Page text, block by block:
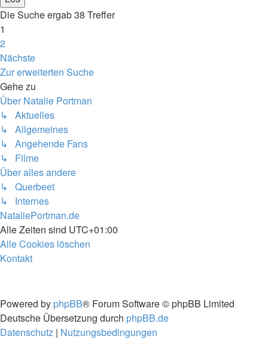
Die Suche ergab 38 Treffer
1
2
Nächste
Zur erweiterten Suche
Gehe zu
Über Natalie Portman
↳ Aktuelles
↳ Allgemeines
↳ Angehende Fans
↳ Filme
Über alles andere
↳ Querbeet
↳ Internes
NataliePortman.de
Alle Zeiten sind UTC+01:00
Alle Cookies löschen
Kontakt
Powered by phpBB® Forum Software © phpBB Limited
Deutsche Übersetzung durch phpBB.de
Datenschutz | Nutzungsbedingungen